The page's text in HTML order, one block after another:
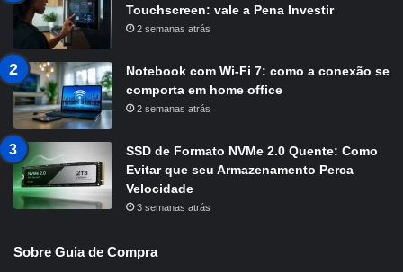
Touchscreen: vale a Pena Investir
2 semanas atrás
Notebook com Wi-Fi 7: como a conexão se
comporta em home office
2 semanas atrás
SSD de Formato NVMe 2.0 Quente: Como
Evitar que seu Armazenamento Perca
Velocidade
3 semanas atrás
Sobre Guia de Compra